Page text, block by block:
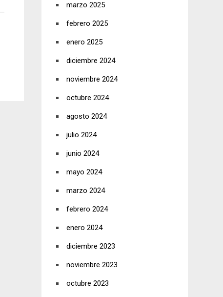
marzo 2025
febrero 2025
enero 2025
diciembre 2024
noviembre 2024
octubre 2024
agosto 2024
julio 2024
junio 2024
mayo 2024
marzo 2024
febrero 2024
enero 2024
diciembre 2023
noviembre 2023
octubre 2023